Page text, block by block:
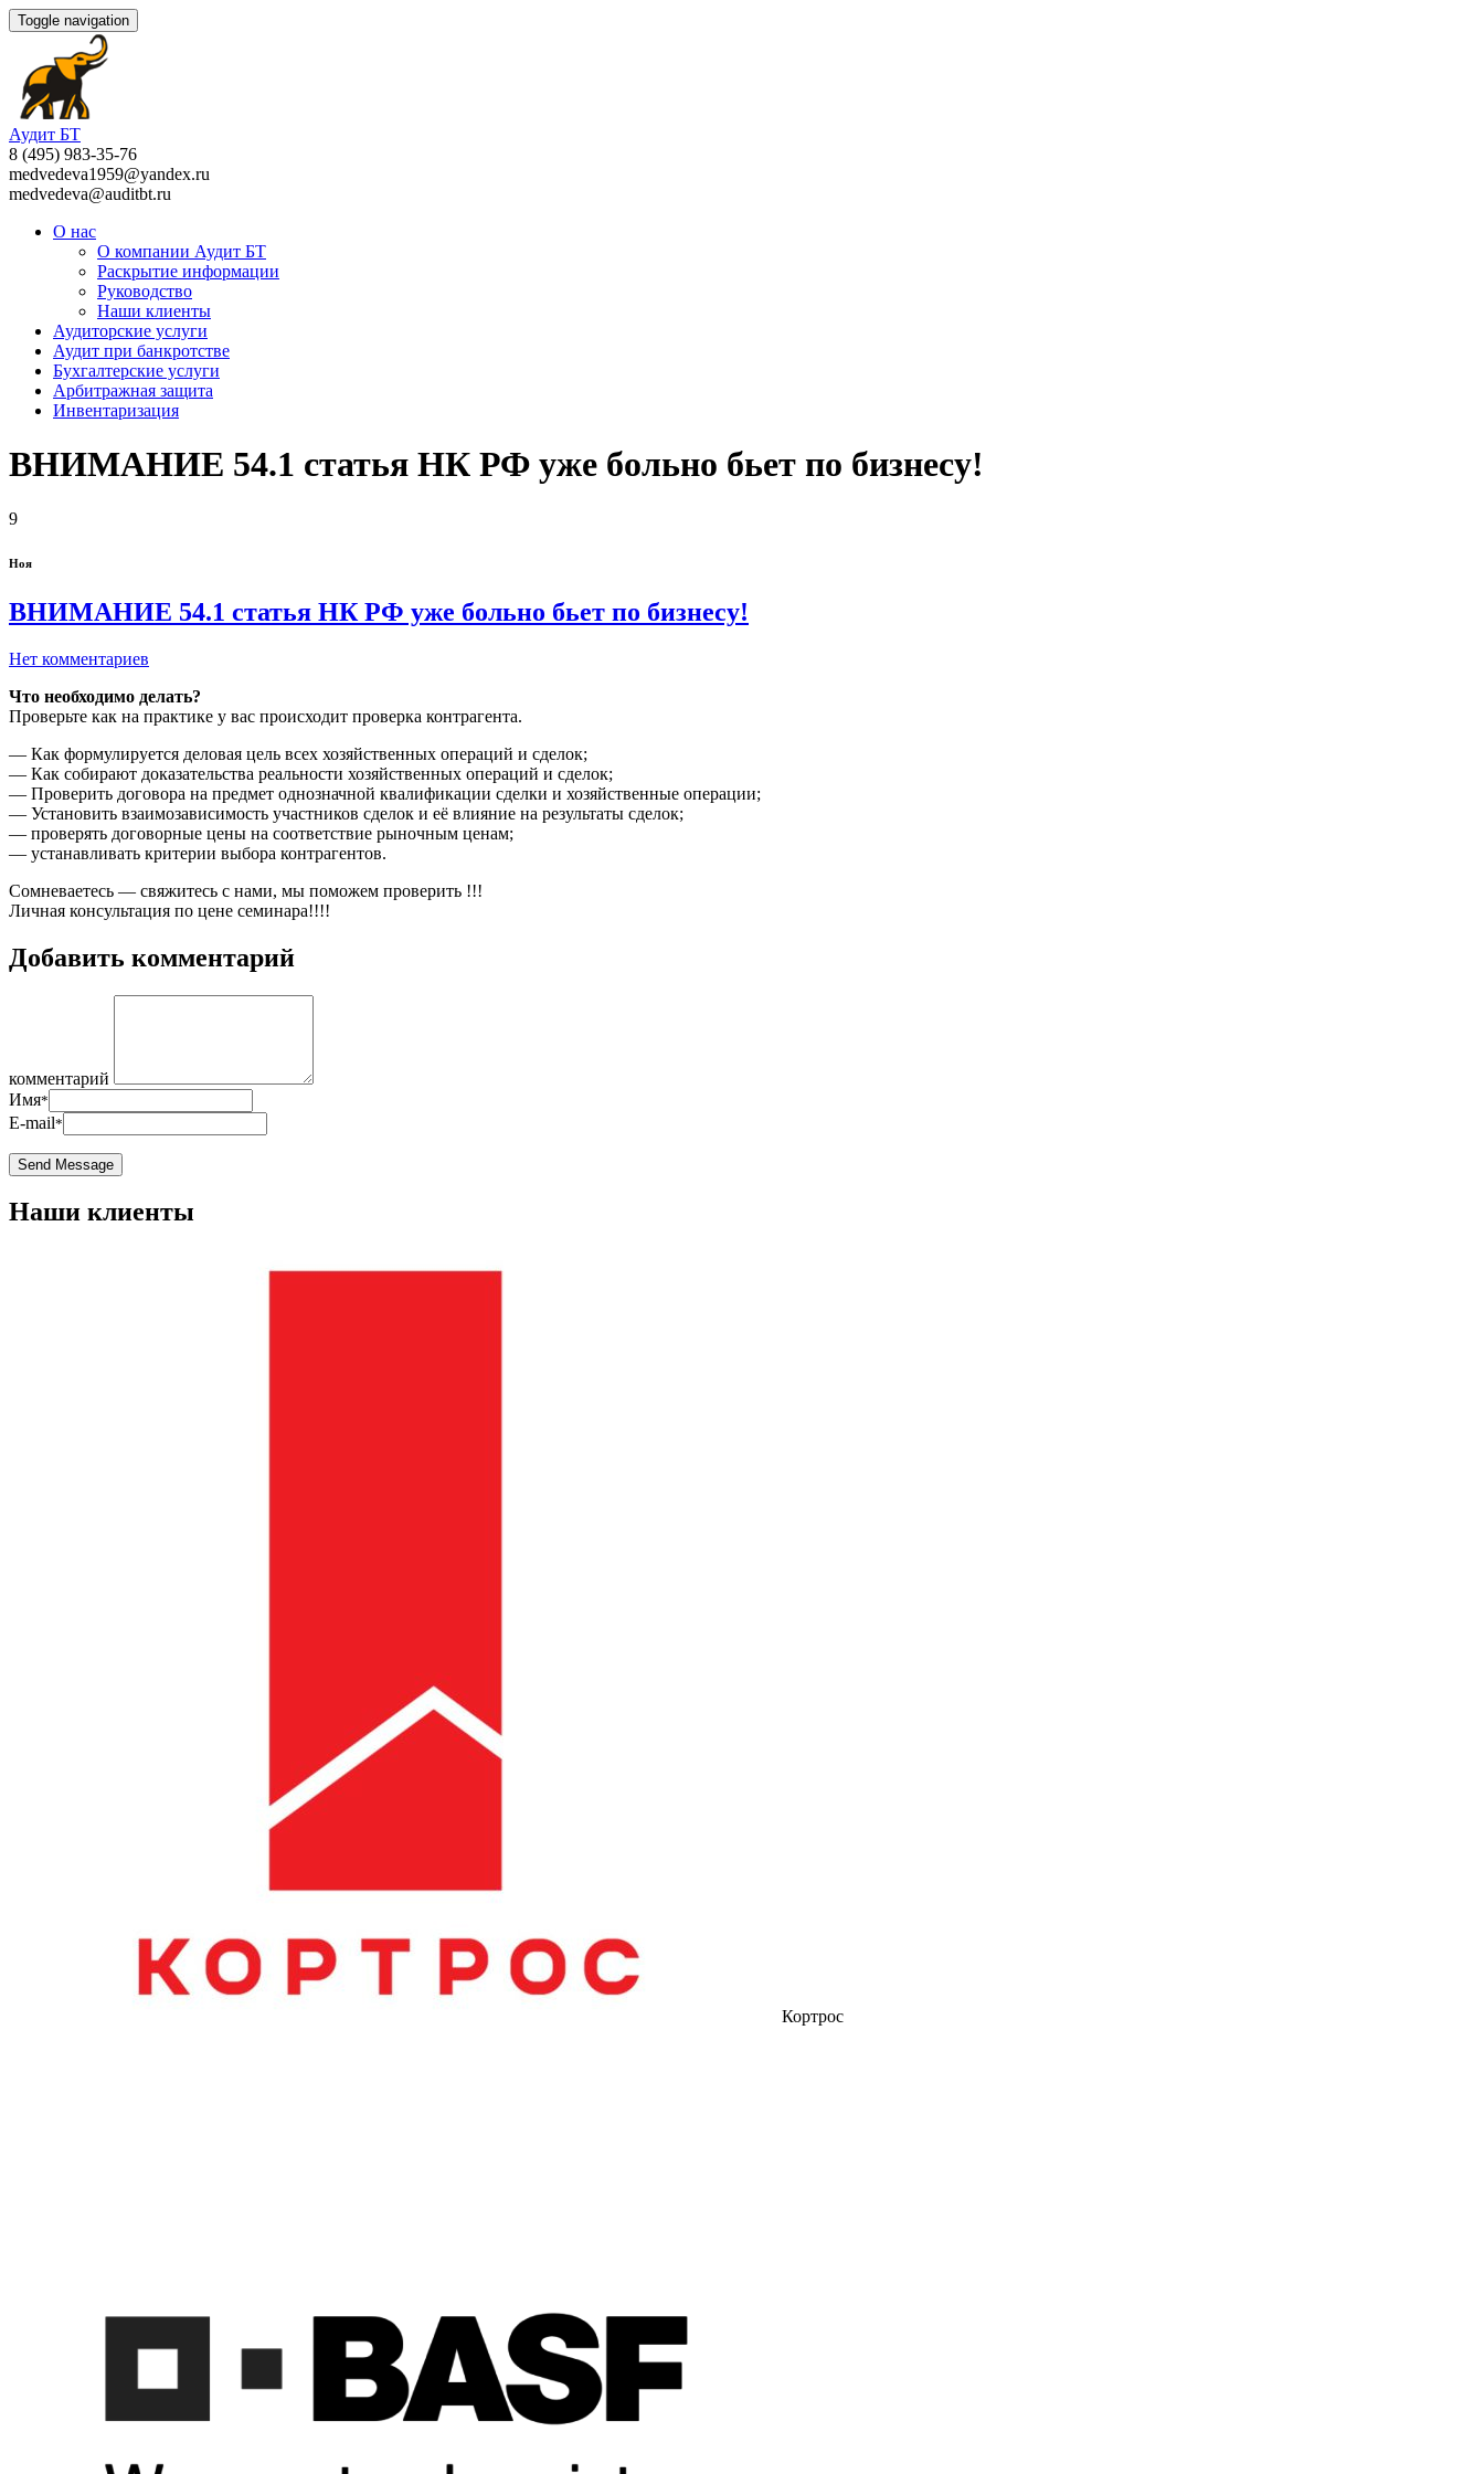
Toggle navigation
Аудит БТ
8 (495) 983-35-76
medvedeva1959@yandex.ru
medvedeva@auditbt.ru
О нас
О компании Аудит БТ
Раскрытие информации
Руководство
Наши клиенты
Аудиторские услуги
Аудит при банкротстве
Бухгалтерские услуги
Арбитражная защита
Инвентаризация
ВНИМАНИЕ 54.1 статья НК РФ уже больно бьет по бизнесу!
9
Ноя
ВНИМАНИЕ 54.1 статья НК РФ уже больно бьет по бизнесу!
Нет комментариев
Что необходимо делать?
Проверьте как на практике у вас происходит проверка контрагента.
— Как формулируется деловая цель всех хозяйственных операций и сделок;
— Как собирают доказательства реальности хозяйственных операций и сделок;
— Проверить договора на предмет однозначной квалификации сделки и хозяйственные операции;
— Установить взаимозависимость участников сделок и её влияние на результаты сделок;
— проверять договорные цены на соответствие рыночным ценам;
— устанавливать критерии выбора контрагентов.
Сомневаетесь — свяжитесь с нами, мы поможем проверить !!!
Личная консультация по цене семинара!!!!
Добавить комментарий
комментарий
Имя*
E-mail*
Наши клиенты
Кортрос